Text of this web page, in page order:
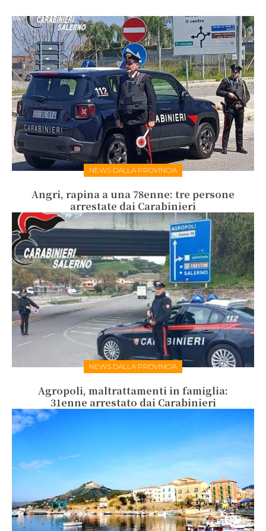
NEWS DALLA PROVINCIA
Angri, rapina a una 78enne: tre persone
arrestate dai Carabinieri
NEWS DALLA PROVINCIA
Agropoli, maltrattamenti in famiglia:
31enne arrestato dai Carabinieri